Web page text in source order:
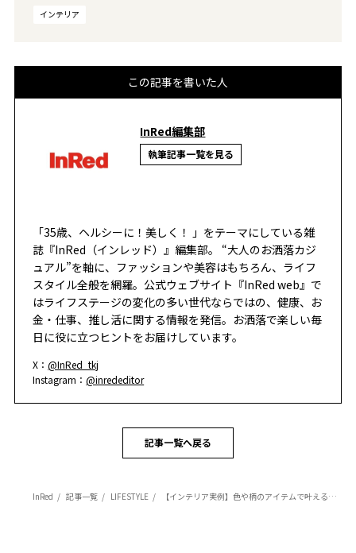
インテリア
この記事を書いた人
InRed編集部
執筆記事一覧を見る
「35歳、ヘルシーに！美しく！ 」をテーマにしている雑
誌『InRed（インレッド）』編集部。 “大人のお洒落カジ
ュアル”を軸に、ファッションや美容はもちろん、ライフ
スタイル全般を網羅。公式ウェブサイト『InRed web』で
はライフステージの変化の多い世代ならではの、健康、お
金・仕事、推し活に関する情報を発信。お洒落で楽しい毎
日に役に立つヒントをお届けしています。
X：@InRed_tkj
Instagram：@inrededitor
記事一覧へ戻る
InRed 記事一覧 LIFESTYLE 【インテリア実例】色や柄のアイテムで叶える高感度な住まい【大人女子の素敵部屋】